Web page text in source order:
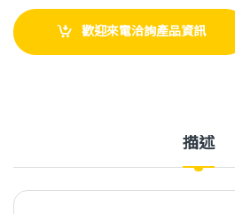
歡迎來電洽詢產品資訊
描述